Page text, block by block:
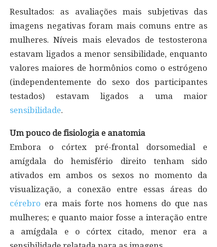
Resultados: as avaliações mais subjetivas das
imagens negativas foram mais comuns entre as
mulheres. Níveis mais elevados de testosterona
estavam ligados a menor sensibilidade, enquanto
valores maiores de hormônios como o estrógeno
(independentemente do sexo dos participantes
testados) estavam ligados a uma maior
sensibilidade.
Um pouco de fisiologia e anatomia
Embora o córtex pré-frontal dorsomedial e
amígdala do hemisfério direito tenham sido
ativados em ambos os sexos no momento da
visualização, a conexão entre essas áreas do
cérebro era mais forte nos homens do que nas
mulheres; e quanto maior fosse a interação entre
a amígdala e o córtex citado, menor era a